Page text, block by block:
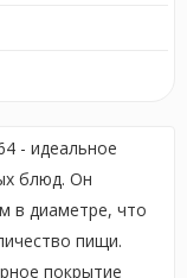
- идеальное
блюд. Он
в диаметре, что
пищи.
покрытие